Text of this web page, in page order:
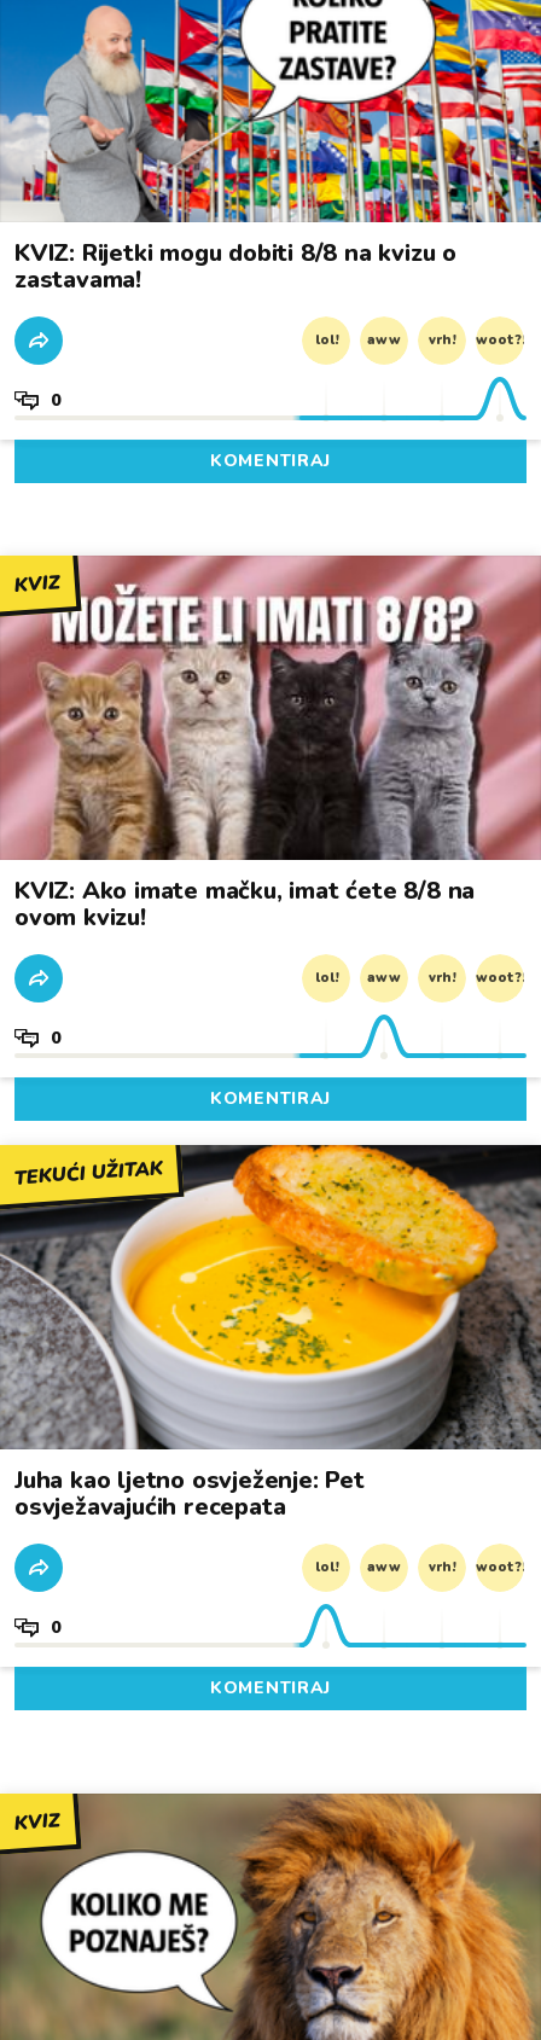
KVIZ: Rijetki mogu dobiti 8/8 na kvizu o
zastavama!
lol! aww vrh! woot?!
0
KOMENTIRAJ
KVIZ
KVIZ: Ako imate mačku, imat ćete 8/8 na
ovom kvizu!
lol! aww vrh! woot?!
0
KOMENTIRAJ
TEKUĆI UŽITAK
Juha kao ljetno osvježenje: Pet
osvježavajućih recepata
lol! aww vrh! woot?!
0
KOMENTIRAJ
KVIZ